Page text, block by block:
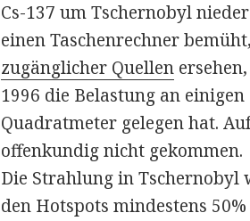
Cs-137 um Tschernobyl
einen Taschenrechner
zugänglicher Quellen
1996 die Belastung an
Quadratmeter gelegen hat.
offenkundig nicht gekommen.
Die Strahlung in Tschernobyl
den Hotspots mindestens